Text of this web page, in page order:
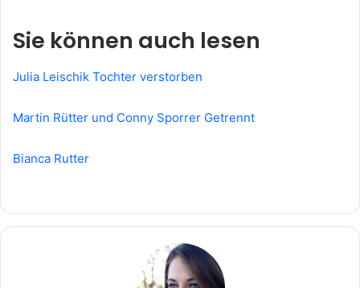
Sie können auch lesen
Julia Leischik Tochter verstorben
Martin Rütter und Conny Sporrer Getrennt
Bianca Rutter